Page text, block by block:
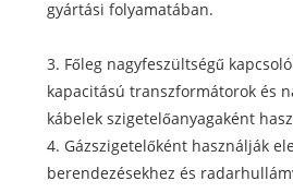
gyártási folyamatában.
3. Főleg nagyfeszültségű
kapacitású transzformátorok és
kábelek szigetelőanyagaként
4. Gázszigetelőként használják
berendezésekhez és